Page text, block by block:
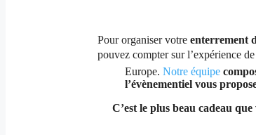
Pour organiser votreenterrement
pouvez compter sur l’expérience
Europe.Notre équipe
l’évènementiel vous
C’est le plus beau cadeau